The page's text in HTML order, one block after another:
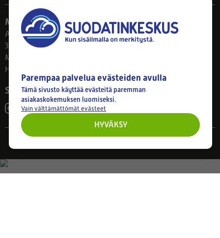
Myymälä
Ahlmanintie 61
33800 Tampere
Ma–Pe 8–17
Huom! Myymälän poikkeusaukiolot: 27.7.-21.8. klo 8-16
Seuraa meitä
Parempaa palvelua evästeiden avulla
Tämä sivusto käyttää evästeitä paremman
asiakaskokemuksen luomiseksi.
Vain välttämättömät evästeet
HYVÄKSY